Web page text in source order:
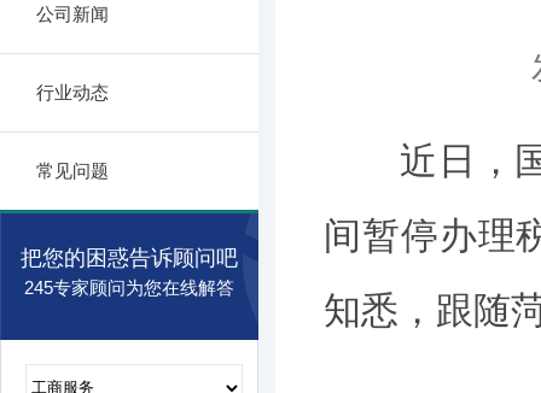
公司新闻
行业动态
常见问题
把您的困惑告诉顾问吧
245专家顾问为您在线解答
近日，国
间暂停办理
知悉，跟随